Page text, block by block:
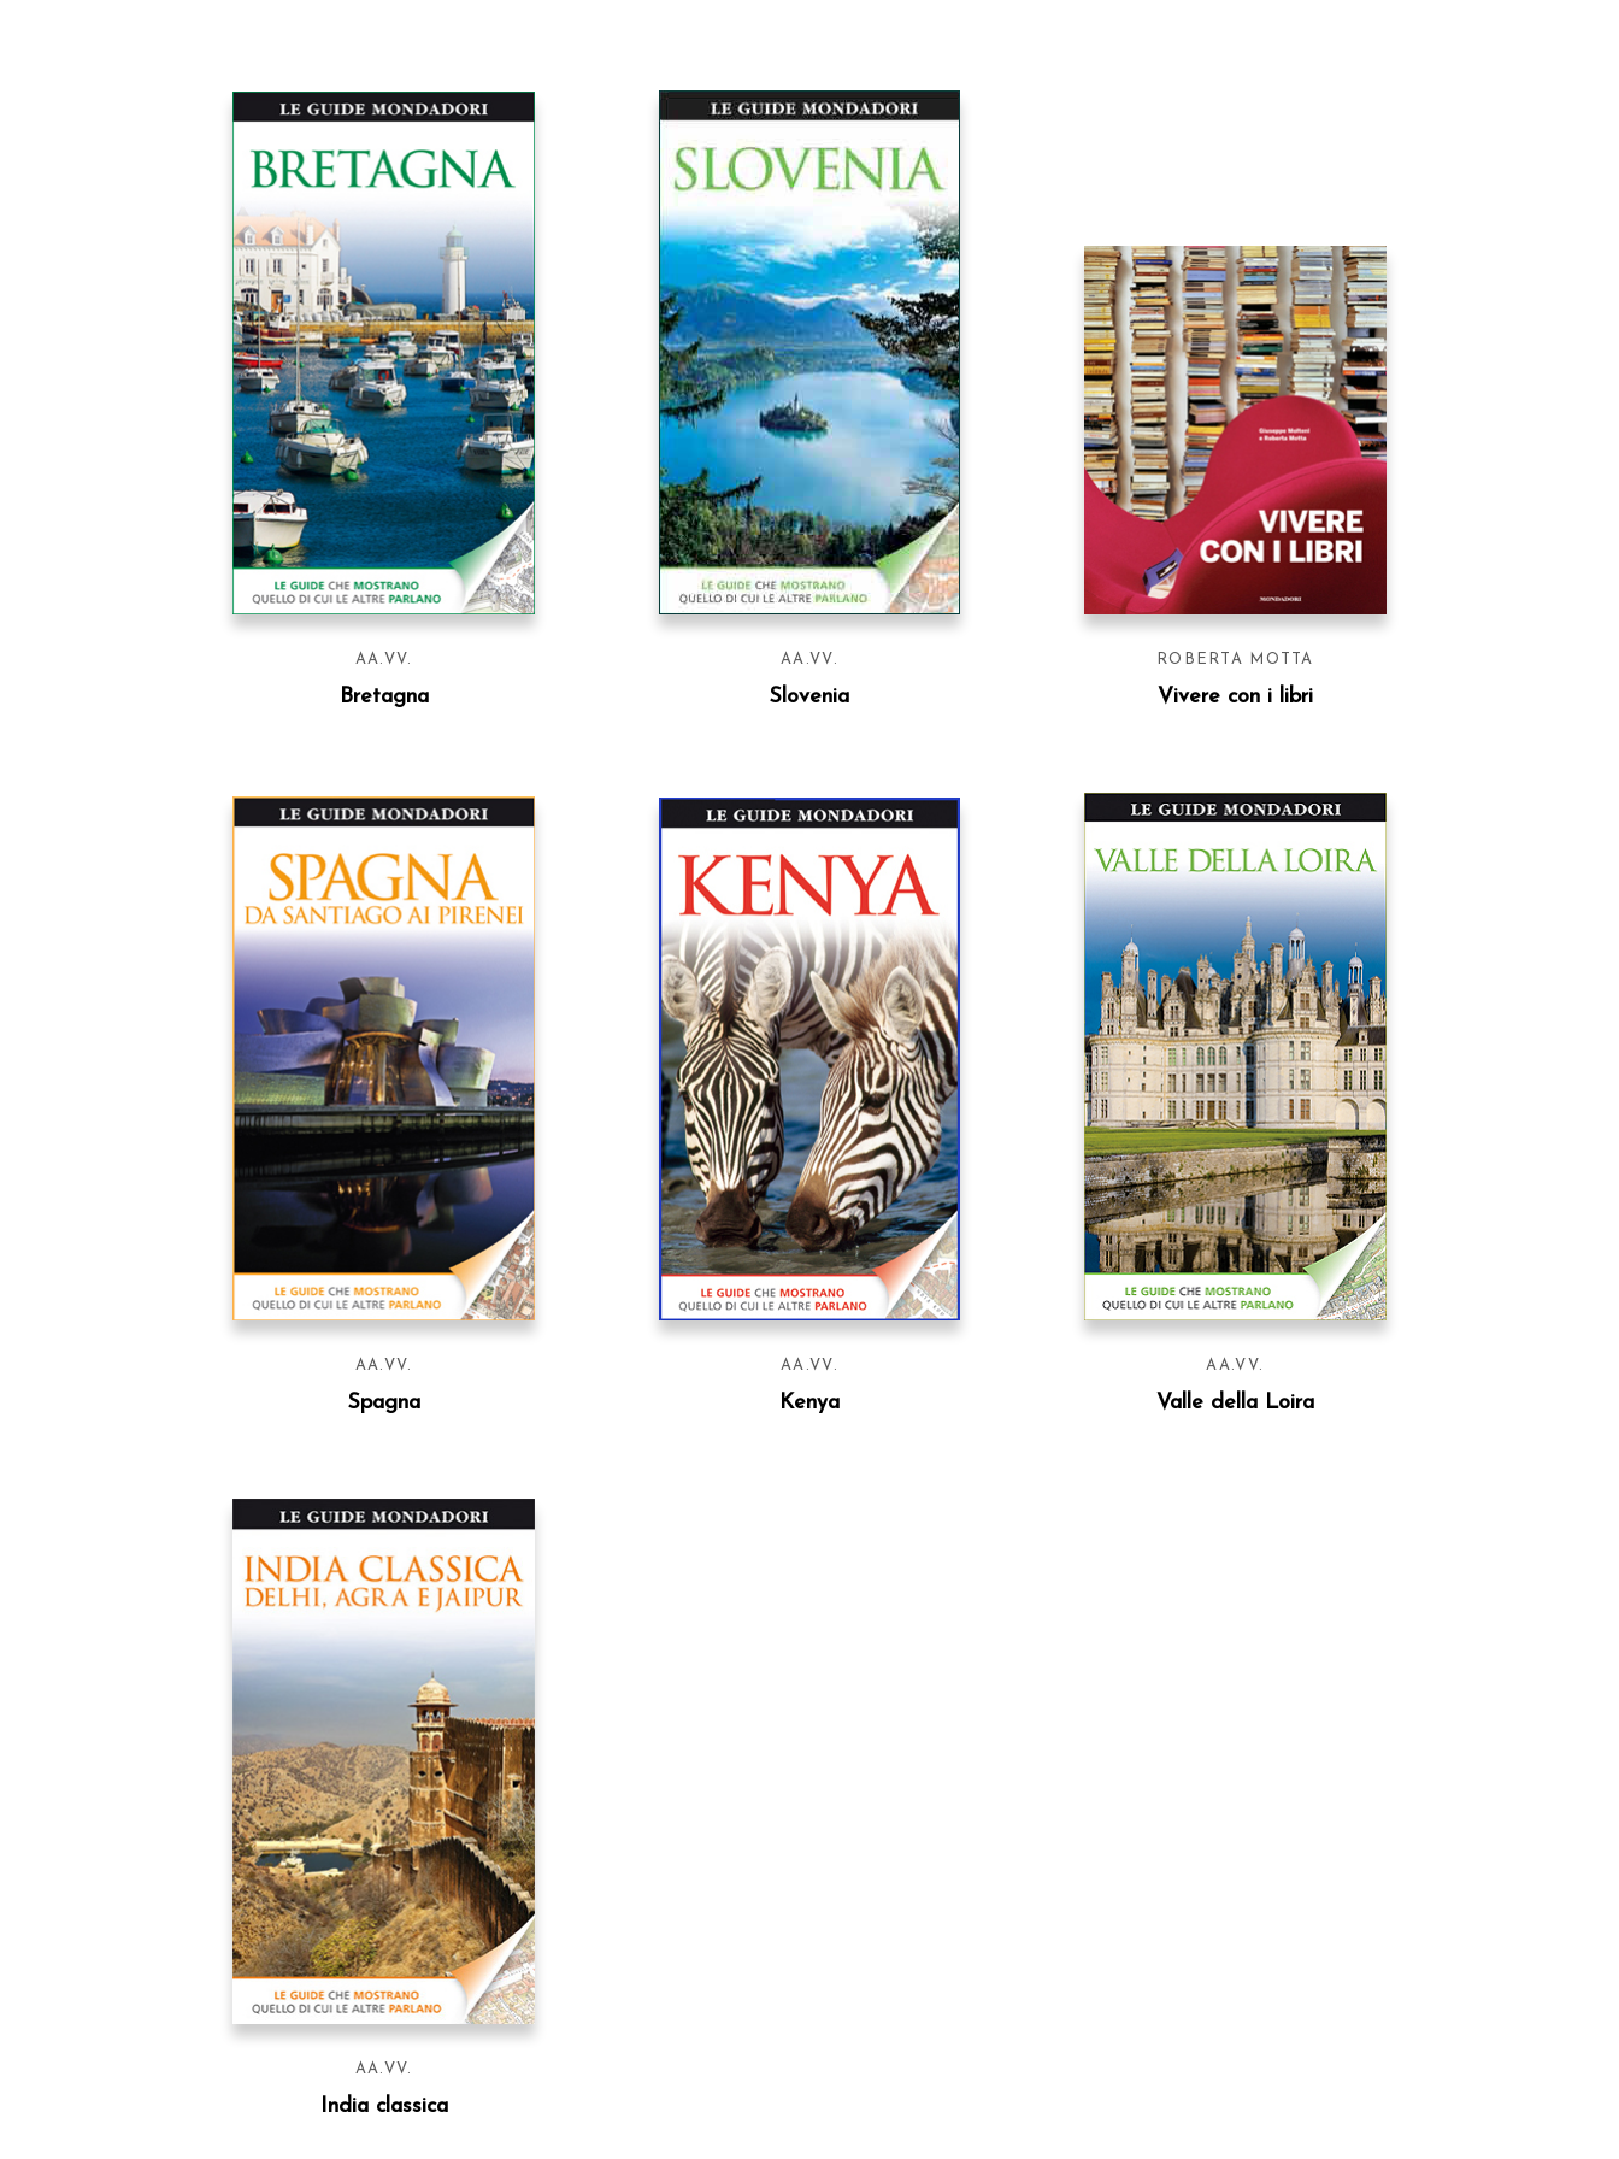
AA.VV.
Bretagna
AA.VV.
Slovenia
ROBERTA MOTTA
Vivere con i libri
AA.VV.
Spagna
AA.VV.
Kenya
AA.VV.
Valle della Loira
AA.VV.
India classica